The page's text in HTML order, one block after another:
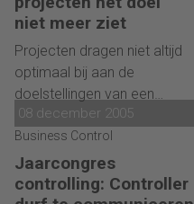
niet meer ziet
Projecten dragen niet altijd
optimaal bij aan de
doelstellingen van een
bedrijf. Portfolio governance
biedt uitkomst. Door
portfolio governance krijgt
het hogere management
08 december 2005
Business Control
Jaarcongres
controlling: Controller